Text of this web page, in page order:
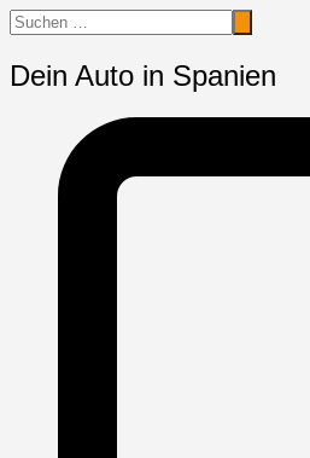
Dein Auto in Spanien